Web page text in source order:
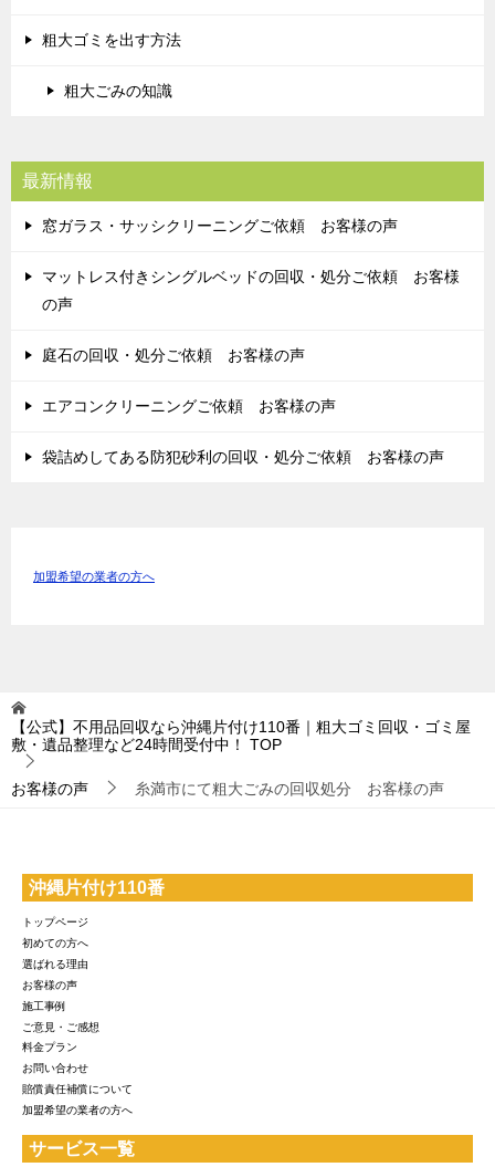
粗大ゴミを出す方法
粗大ごみの知識
最新情報
窓ガラス・サッシクリーニングご依頼 お客様の声
マットレス付きシングルベッドの回収・処分ご依頼 お客様
の声
庭石の回収・処分ご依頼 お客様の声
エアコンクリーニングご依頼 お客様の声
袋詰めしてある防犯砂利の回収・処分ご依頼 お客様の声
加盟希望の業者の方へ
【公式】不用品回収なら沖縄片付け110番｜粗大ゴミ回収・ゴミ屋
敷・遺品整理など24時間受付中！
TOP
お客様の声 糸満市にて粗大ごみの回収処分 お客様の声
沖縄片付け110番
トップページ
初めての方へ
選ばれる理由
お客様の声
施工事例
ご意見・ご感想
料金プラン
お問い合わせ
賠償責任補償について
加盟希望の業者の方へ
サービス一覧